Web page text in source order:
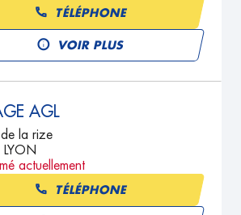
TÉLÉPHONE
VOIR PLUS
AGL
la rize
actuellement
TÉLÉPHONE